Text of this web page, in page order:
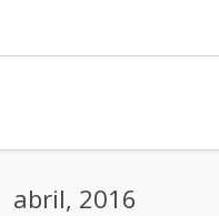
abril, 2016